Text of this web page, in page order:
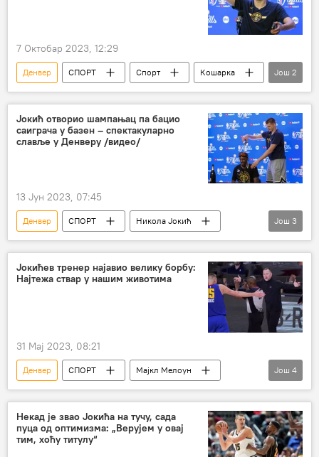
7 Октобар 2023, 12:29
Денвер СПОРТ Спорт
Кошарка
Никола Јокић
НБА у бојама Србије
Још 2
Јокић отворио шампањац па бацио
саиграча у базен – спектакуларно
славље у Денверу /видео/
13 Јун 2023, 07:45
Денвер СПОРТ
Никола Јокић
НБА у бојама Србије
Спорт
Кошарка
Још 3
Јокићев тренер најавио велику борбу:
Најтежа ствар у нашим животима
31 Мај 2023, 08:21
Денвер СПОРТ
Мајкл Мелоун
Никола Јокић
НБА у бојама Србије
Спорт
Кошарка
Још 4
Некад је звао Јокића на тучу, сада
пуца од оптимизма: „Верујем у овај
тим, хоћу титулу“